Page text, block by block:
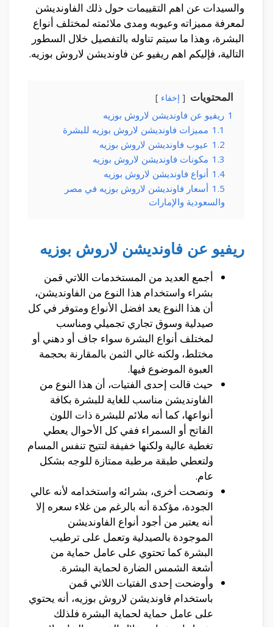
والسيدات عن اهم التقييمات حول ذلك الفاونديشن
لمعرفة مميزاته وعيوبه ومدى ملائمته لمختلف أنواع
البشرة، وهذا ما سيتم تناوله بالتفصيل خلال السطور
التالية، فإليكم اهم ريفيو عن فاونديشن لاروش بوزيه.
المحتويات إخفاء
1 ريفيو عن فاونديشن لاروش بوزيه
1.1 مميزات فاونديشن لاروش بوزيه للبشرة
1.2 عيوب فاونديشن لاروش بوزيه
1.3 مكونات فاونديشن لاروش بوزيه
1.4 أنواع فاونديشن لاروش بوزيه
1.5 أسعار فاونديشن لاروش بوزيه في مصر
والسعودية والإمارات
ريفيو عن فاونديشن لاروش بوزيه
أجمع العديد من المستخدمات اللاتي قمن
بشراء واستخدام هذا النوع من الفاونديشن،
أن هذا النوع يعد افضل الأنواع ومتوفر في كل
صيدلية وسوق تجاري تجميلي ومناسب
لمختلف أنواع البشرة سواء جاف أو دهني أو
مختلط، ولكنه غالي الثمن بالمقارنة بحجمة
العبوة الموضوع فيها.
حيث قالت إحدى الفتيات، أن هذا النوع من
الفاونديشن مناسب للغاية للبشرة بكافة
أنواعها، كما أنه ملائم للبشرة ذات اللون
الفاتح أو السمراء ففي كل الأحوال يعطي
تغطية عالية ولكنها خفيفة لتتيح تنفس المسام
ولتعطي طبقة مرطبة ممتازة للوجه بشكل
عام.
ونصحت أخرى، بشرائه واستخدامه لأنه عالي
الجودة، مؤكدة أنه بالرغم من غلاء سعره إلا
أنه يعتبر من أجود أنواع الفاونديشن
الموجودة بالصيدلية وتعمل على ترطيب
البشرة كما تحتوي على عامل حماية من
أشعة الشمس الضارة لحماية البشرة.
وأوضحت إحدى الفتيات اللاتي قمن
باستخدام فاونديشن لاروش بوزيه، أنه يحتوي
على عامل حماية لحماية البشرة فلذلك